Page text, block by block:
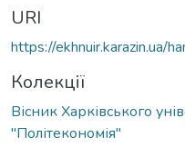
URI
https://
Колекції
Вісник Харківського
"Політекономія"